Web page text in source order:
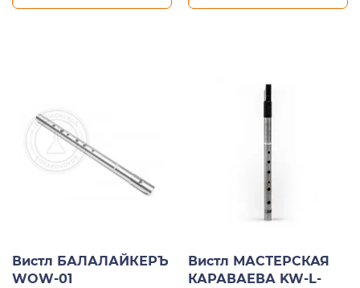
Вистл БАЛАЛАЙКЕРЪ
WOW-01
Вистл МАСТЕРСКАЯ
КАРАВАЕВА KW-L-